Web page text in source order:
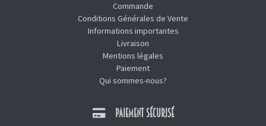
Commande
Conditions Générales de Vente
Informations importantes
Livraison
Mentions légales
Paiement
Qui sommes-nous?
PAIEMENT SÉCURISÉ